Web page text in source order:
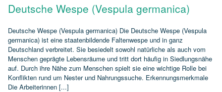
Deutsche Wespe (Vespula germanica)
Deutsche Wespe (Vespula germanica) Die Deutsche Wespe (Vespula
germanica) ist eine staatenbildende Faltenwespe und in ganz
Deutschland verbreitet. Sie besiedelt sowohl natürliche als auch vom
Menschen geprägte Lebensräume und tritt dort häufig in Siedlungsnähe
auf. Durch ihre Nähe zum Menschen spielt sie eine wichtige Rolle bei
Konflikten rund um Nester und Nahrungssuche. Erkennungsmerkmale
Die Arbeiterinnen [...]